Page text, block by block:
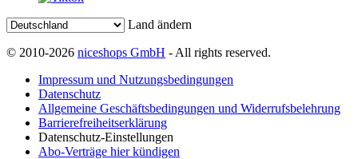
Land ändern
© 2010-2026 niceshops GmbH - All rights reserved.
Impressum und Nutzungsbedingungen
Datenschutz
Allgemeine Geschäftsbedingungen und Widerrufsbelehrung
Barrierefreiheitserklärung
Datenschutz-Einstellungen
Abo-Verträge hier kündigen